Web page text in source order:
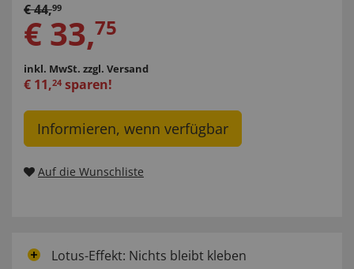
€44,99
€ 33,75
inkl. MwSt. zzgl. Versand
€ 11,24 sparen!
Informieren, wenn verfügbar
Auf die Wunschliste
Lotus-Effekt: Nichts bleibt kleben